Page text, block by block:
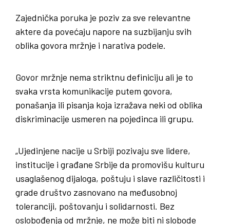
Zajednička poruka je poziv za sve relevantne
aktere da povećaju napore na suzbijanju svih
oblika govora mržnje i narativa podele.
Govor mržnje nema striktnu definiciju ali je to
svaka vrsta komunikacije putem govora,
ponašanja ili pisanja koja izražava neki od oblika
diskriminacije usmeren na pojedinca ili grupu.
„Ujedinjene nacije u Srbiji pozivaju sve lidere,
institucije i građane Srbije da promovišu kulturu
usaglašenog dijaloga, poštuju i slave različitosti i
grade društvo zasnovano na međusobnoj
toleranciji, poštovanju i solidarnosti. Bez
oslobođenja od mržnje, ne može biti ni slobode